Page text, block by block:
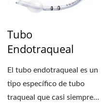
Tubo
Endotraqueal
El tubo endotraqueal es un
tipo específico de tubo
traqueal que casi siempre